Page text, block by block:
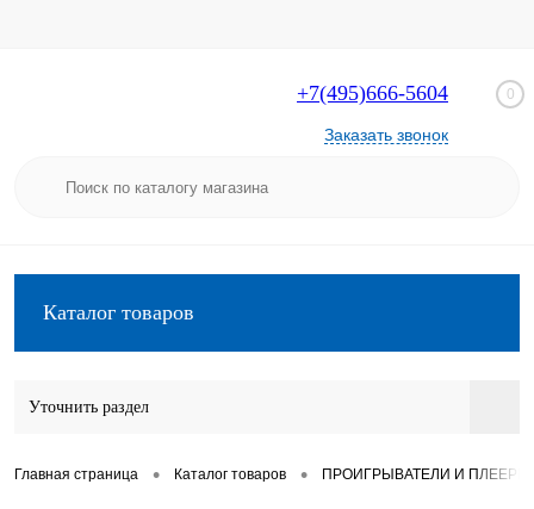
+7(495)666-5604
Заказать звонок
0
Каталог товаров
Уточнить раздел
Главная страница • Каталог товаров • ПРОИГРЫВАТЕЛИ И ПЛЕЕРЫ